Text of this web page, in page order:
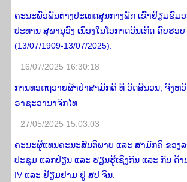
ຄະນະພົວພັນຕ່າງປະເທດສູນກາງພັກ ເຂົ້າຢ້ຽມຊົມ
ປະທານ ສຸພານຸວົງ ເນື່ອງໃນໂອກາດວັນເກີດ ຄົບຮອບ
(13/07/1909-13/07/2025).
16/07/2025 16:30:18
ການທອດຖວາຍຜ້າປ່າສາມັກຄີ ທີ່ ວັດສີນວນ, ຈັງຫ
ຣາຊະອານາຈັກໄທ
27/05/2025 15:03:03
ຄະນະຜູ້ແທນຄະນະສັນຕິພາບ ແລະ ສາມັກຄີ ຂອງລ
ປະຊຸມ ແລກປ່ຽນ ແລະ ຮຽນຮູ້ເຊິ່ງກັນ ແລະ ກັນ ດ້າ
IV ແລະ ຢ້ຽມຢາມ ຢູ່ ສປ ຈີນ.